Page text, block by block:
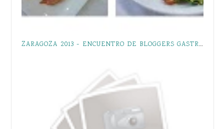
ZARAGOZA 2013 - ENCUENTRO DE BLOGGERS GASTRONÓMICOS